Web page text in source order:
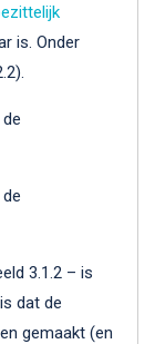
is. Onder
3.1.2 – is
dat de
gemaakt (en